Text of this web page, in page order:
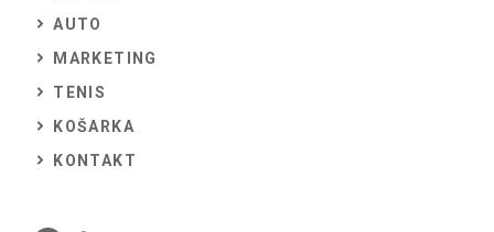
AUTO
MARKETING
TENIS
KOŠARKA
KONTAKT